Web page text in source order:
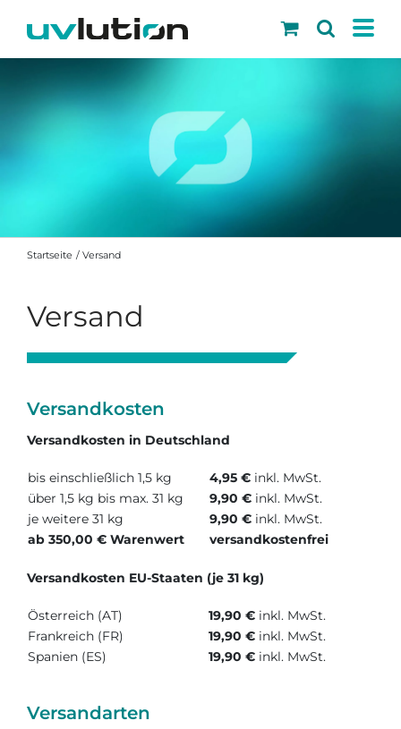
Startseite Versand
Versand
Versandkosten
Versandkosten in Deutschland
bis einschließlich 1,5 kg 4,95 €inkl. MwSt.
über 1,5 kg bis max. 31 kg
9,90 €inkl. MwSt.
je weitere 31 kg
9,90 €inkl. MwSt.
ab 350,00 € Warenwert
versandkostenfrei
Versandkosten EU-Staaten (je 31 kg)
Österreich (AT) 19,90 €inkl. MwSt.
Frankreich (FR)
19,90 €inkl. MwSt.
Spanien (ES)
19,90 €inkl. MwSt.
Versandarten